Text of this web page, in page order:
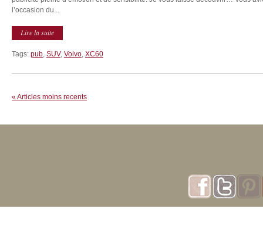
l’occasion du...
Lire la suite
Tags: pub, SUV, Volvo, XC60
« Articles moins recents